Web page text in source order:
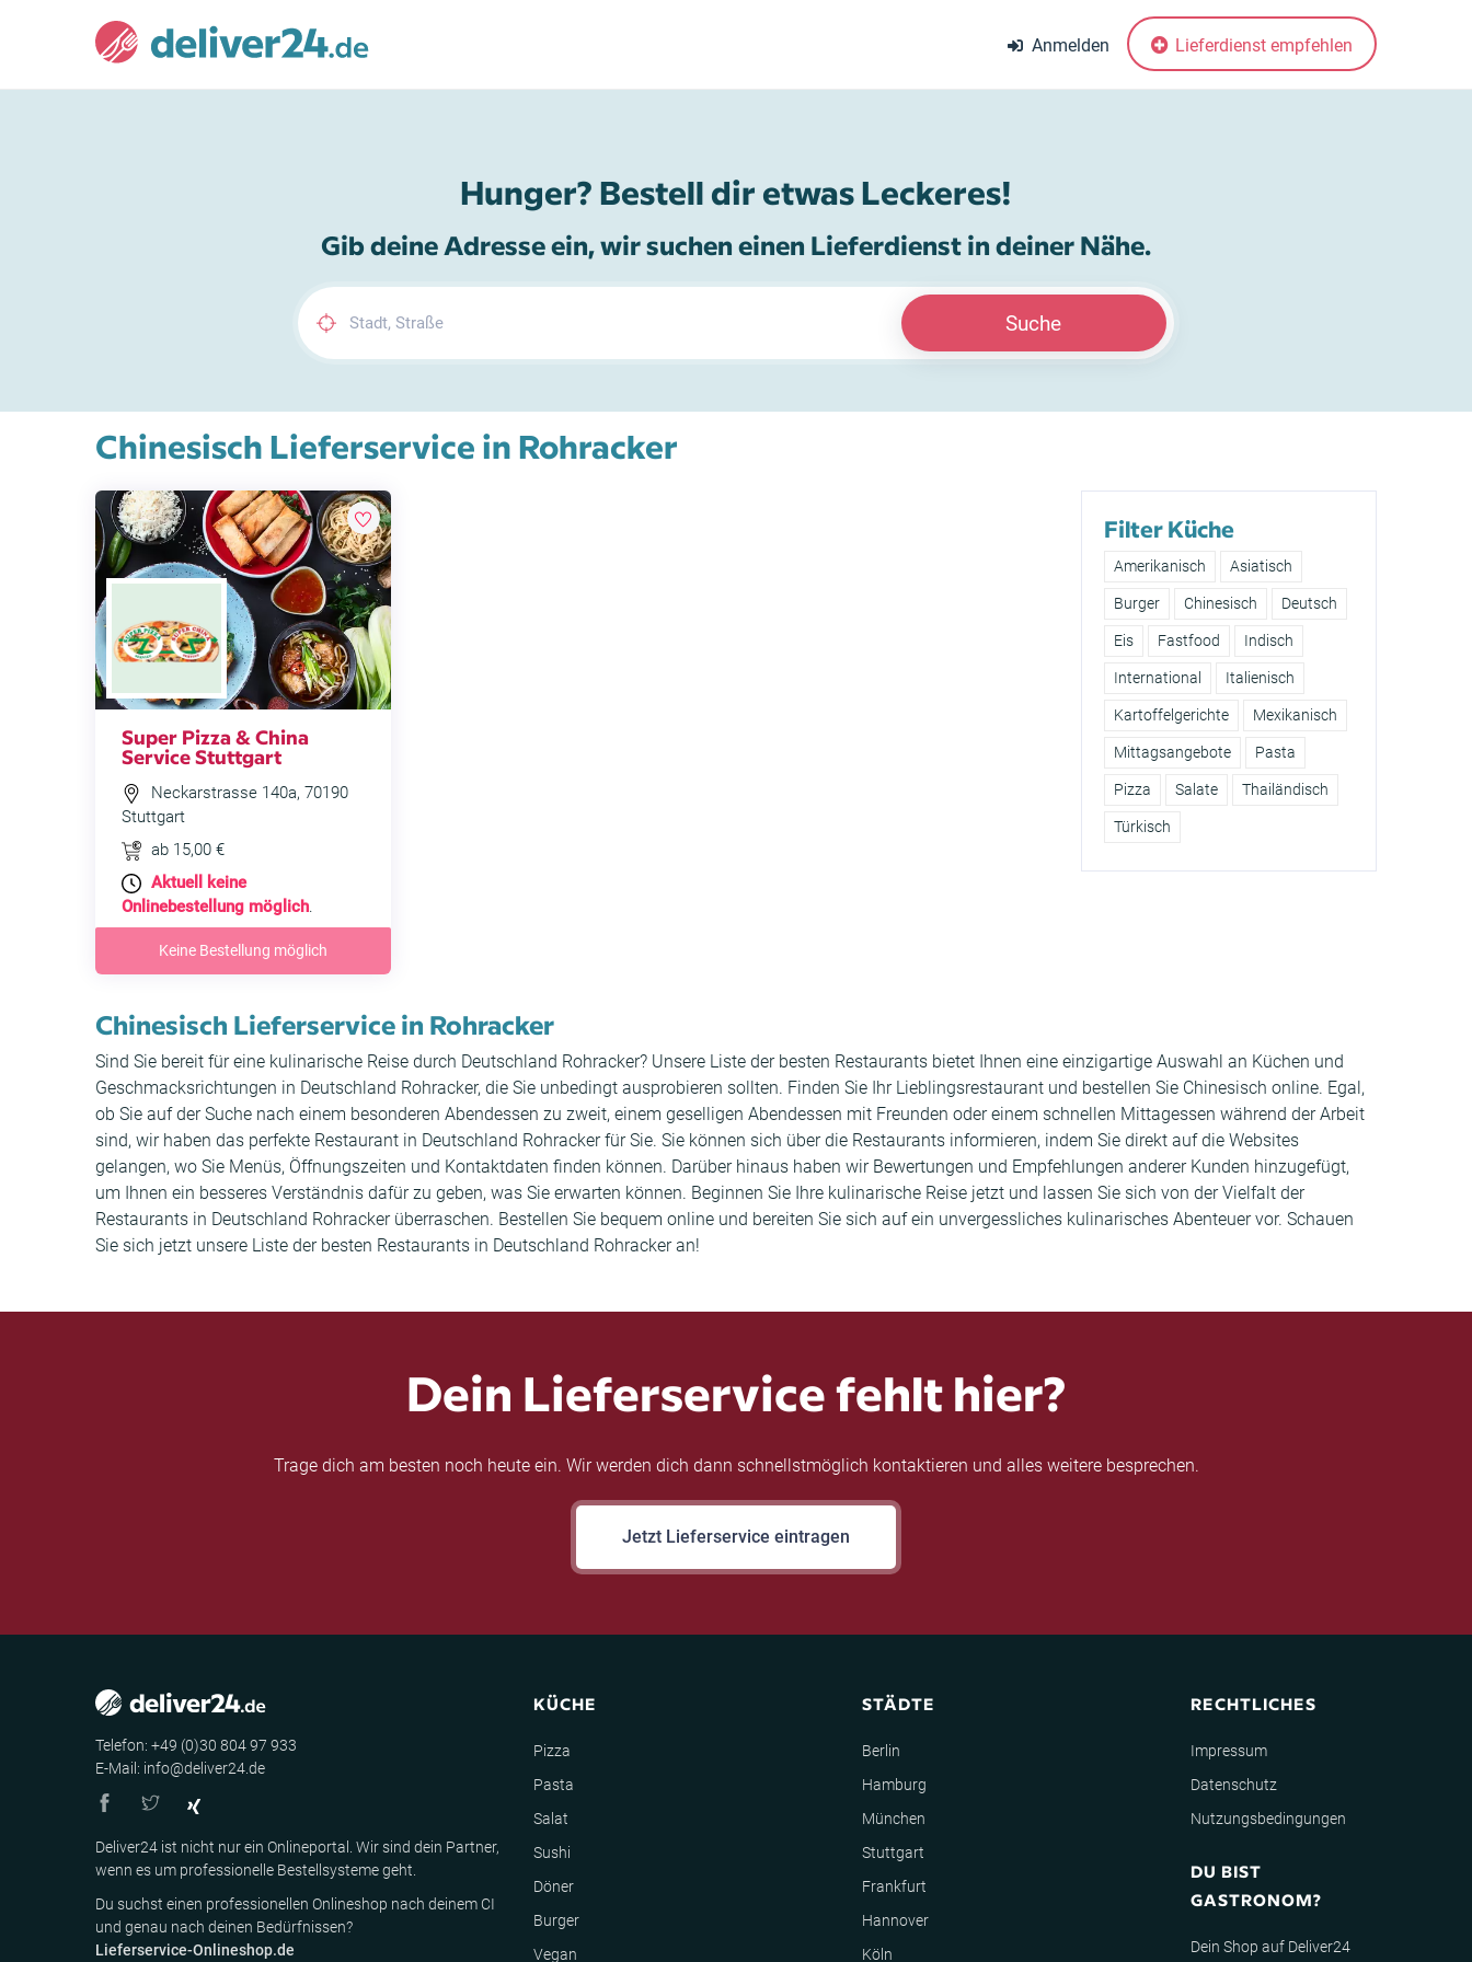
Anmelden Lieferdienst empfehlen
Hunger? Bestell dir etwas Leckeres!
Gib deine Adresse ein, wir suchen einen Lieferdienst in deiner Nähe.
Suche
Chinesisch Lieferservice in Rohracker
Super Pizza & China
Service Stuttgart
Neckarstrasse 140a, 70190
Stuttgart
ab 15,00 €
Aktuell keine
Onlinebestellung möglich.
Keine Bestellung möglich
Filter Küche
Amerikanisch Asiatisch
Burger Chinesisch Deutsch
Eis Fastfood Indisch
International Italienisch
Kartoffelgerichte Mexikanisch
Mittagsangebote Pasta
Pizza Salate Thailändisch
Türkisch
Chinesisch Lieferservice in Rohracker
Sind Sie bereit für eine kulinarische Reise durch Deutschland Rohracker? Unsere Liste der besten Restaurants bietet Ihnen eine einzigartige Auswahl an Küchen und
Geschmacksrichtungen in Deutschland Rohracker, die Sie unbedingt ausprobieren sollten. Finden Sie Ihr Lieblingsrestaurant und bestellen Sie Chinesisch online. Egal,
ob Sie auf der Suche nach einem besonderen Abendessen zu zweit, einem geselligen Abendessen mit Freunden oder einem schnellen Mittagessen während der Arbeit
sind, wir haben das perfekte Restaurant in Deutschland Rohracker für Sie. Sie können sich über die Restaurants informieren, indem Sie direkt auf die Websites
gelangen, wo Sie Menüs, Öffnungszeiten und Kontaktdaten finden können. Darüber hinaus haben wir Bewertungen und Empfehlungen anderer Kunden hinzugefügt,
um Ihnen ein besseres Verständnis dafür zu geben, was Sie erwarten können. Beginnen Sie Ihre kulinarische Reise jetzt und lassen Sie sich von der Vielfalt der
Restaurants in Deutschland Rohracker überraschen. Bestellen Sie bequem online und bereiten Sie sich auf ein unvergessliches kulinarisches Abenteuer vor. Schauen
Sie sich jetzt unsere Liste der besten Restaurants in Deutschland Rohracker an!
Dein Lieferservice fehlt hier?
Trage dich am besten noch heute ein. Wir werden dich dann schnellstmöglich kontaktieren und alles weitere besprechen.
Jetzt Lieferservice eintragen
Telefon: +49 (0)30 804 97 933
E-Mail: info@deliver24.de
Deliver24 ist nicht nur ein Onlineportal. Wir sind dein Partner,
wenn es um professionelle Bestellsysteme geht.
Du suchst einen professionellen Onlineshop nach deinem CI
und genau nach deinen Bedürfnissen?
Lieferservice-Onlineshop.de
KÜCHE
Pizza
Pasta
Salat
Sushi
Döner
Burger
Vegan
STÄDTE
Berlin
Hamburg
München
Stuttgart
Frankfurt
Hannover
Köln
RECHTLICHES
Impressum
Datenschutz
Nutzungsbedingungen
DU BIST
GASTRONOM?
Dein Shop auf Deliver24